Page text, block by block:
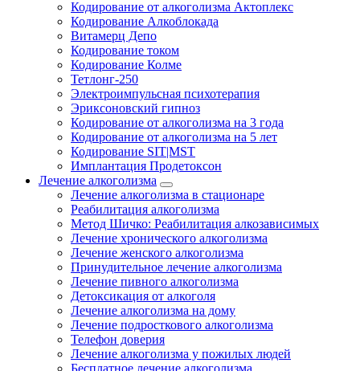
Кодирование от алкоголизма Актоплекс
Кодирование Алкоблокада
Витамерц Депо
Кодирование током
Кодирование Колме
Тетлонг-250
Электроимпульсная психотерапия
Эриксоновский гипноз
Кодирование от алкоголизма на 3 года
Кодирование от алкоголизма на 5 лет
Кодирование SIT|MST
Имплантация Продетоксон
Лечение алкоголизма
Лечение алкоголизма в стационаре
Реабилитация алкоголизма
Метод Шичко: Реабилитация алкозависимых
Лечение хронического алкоголизма
Лечение женского алкоголизма
Принудительное лечение алкоголизма
Лечение пивного алкоголизма
Детоксикация от алкоголя
Лечение алкоголизма на дому
Лечение подросткового алкоголизма
Телефон доверия
Лечение алкоголизма у пожилых людей
Бесплатное лечение алкоголизма